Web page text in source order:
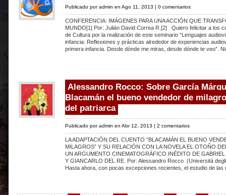
Publicado poradmin en Ago 11, 2013 | 0 comentarios
CONFERENCIA: IMÁGENES PARA UNA ACCIÓN QUE
MUNDO[1] Por: Julián David Correa R.[2] Quiero felicitar a los
de Cultura por la realización de este seminario “Lenguajes
infancia: Reflexiones y prácticas alrededor de experiencias
primera infancia. Desde dónde me miras, desde dónde te veo”.
Alessandro Rocco: Sobre García
Blacamán el bueno vendedor de
del patriarca
Publicado poradmin en Abr 12, 2013 | 2 comentarios
LA ADAPTACIÓN DEL CUENTO “BLACAMÁN EL BUENO
MILAGROS” Y SU RELACIÓN CON LA NOVELA EL OTOÑO
UN ARGUMENTO CINEMATOGRÁFICO INÉDITO DE
Y GIANCARLO DEL RE. Por: Alessandro Rocco (Università
Hasta ahora, con pocas excepciones recientes, el estudio de